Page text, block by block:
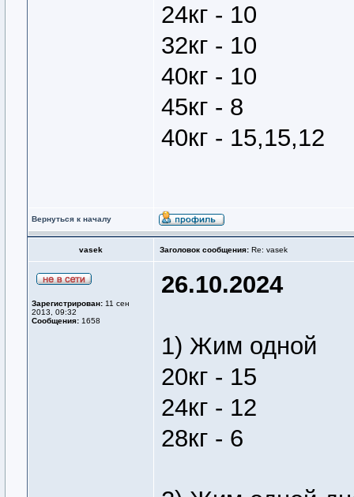
24кг - 10
32кг - 10
40кг - 10
45кг - 8
40кг - 15,15,12
Вернуться к началу
vasek Заголовок сообщения: Re: vasek
Зарегистрирован: 11 сен
2013, 09:32
Сообщения: 1658
26.10.2024
1) Жим одной
20кг - 15
24кг - 12
28кг - 6